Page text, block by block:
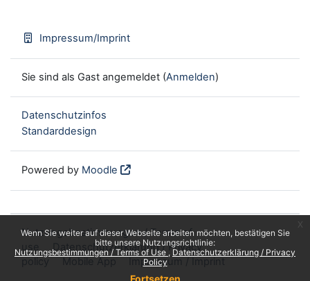
Wenn Sie weiter auf dieser Webseite arbeiten möchten, bestätigen Sie
bitte unsere Nutzungsrichtlinie:
Nutzungsbestimmungen / Terms of Use
Datenschutzerklärung / Privacy
Policy
Fortsetzen
Impressum/Imprint
Sie sind als Gast angemeldet (Anmelden)
Datenschutzinfos
Standarddesign
Powered by Moodle
Nutzungsbestimmungen / Terms of
use
Datenschutzerklärung / Privacy
policy
Mobile App Impressum / Imprint